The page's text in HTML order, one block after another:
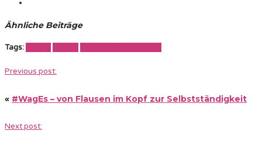
Ähnliche Beiträge
Tags:
Previous post:
« #WagEs – von Flausen im Kopf zur Selbstständigkeit
Next post: